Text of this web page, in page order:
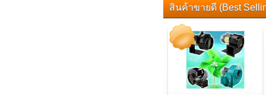
สินค้าขายดี (Best